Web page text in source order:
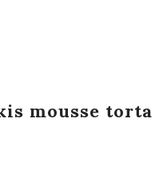
mousse torta